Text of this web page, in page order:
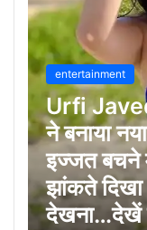
entertainment
Urfi
ने बनाया
इज्जत बचने
झांकते
देखना…देखें